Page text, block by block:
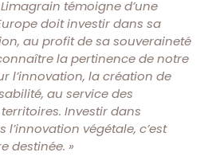
témoigne d’une
doit investir dans sa
au profit de sa souveraineté
la pertinence de notre
l’innovation, la création de
au service des
Investir dans
l’innovation végétale, c’est
destinée. »